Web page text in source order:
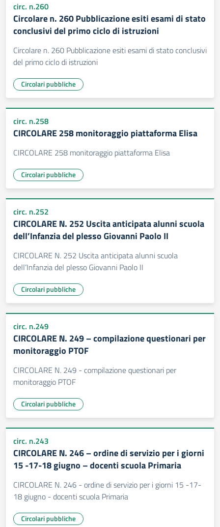
circ. n.260
Circolare n. 260 Pubblicazione esiti esami di stato
conclusivi del primo ciclo di istruzioni
Circolare n. 260 Pubblicazione esiti esami di stato conclusivi
del primo ciclo di istruzioni
Circolari pubbliche
circ. n.258
CIRCOLARE 258 monitoraggio piattaforma Elisa
CIRCOLARE 258 monitoraggio piattaforma Elisa
Circolari pubbliche
circ. n.252
CIRCOLARE N. 252 Uscita anticipata alunni scuola
dell’Infanzia del plesso Giovanni Paolo II
CIRCOLARE N. 252 Uscita anticipata alunni scuola
dell’Infanzia del plesso Giovanni Paolo II
Circolari pubbliche
circ. n.249
CIRCOLARE N. 249 – compilazione questionari per
monitoraggio PTOF
CIRCOLARE N. 249 - compilazione questionari per
monitoraggio PTOF
Circolari pubbliche
circ. n.243
CIRCOLARE N. 246 – ordine di servizio per i giorni
15 -17-18 giugno – docenti scuola Primaria
CIRCOLARE N. 246 - ordine di servizio per i giorni 15 -17-
18 giugno - docenti scuola Primaria
Circolari pubbliche